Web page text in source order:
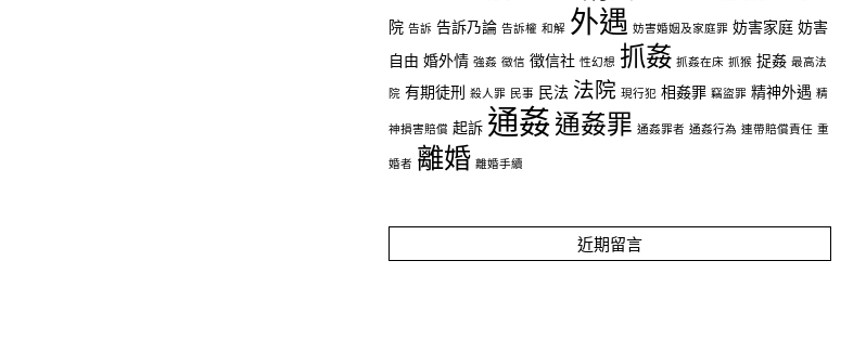
院 告訴 告訴乃論 告訴權 和解 外遇 妨害婚姻及家庭罪 妨害家庭 妨害
自由 婚外情 強姦 徵信 徵信社 性幻想 抓姦 抓姦在床 抓猴 捉姦 最高法
院 有期徒刑 殺人罪 民事 民法 法院 現行犯 相姦罪 竊盜罪 精神外遇 精
神損害賠償 起訴 通姦通姦罪 通姦罪者 通姦行為 連帶賠償責任 重
婚者 離婚 離婚手續
近期留言